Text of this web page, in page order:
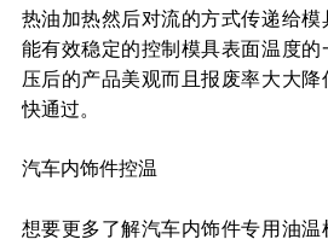
热油加热然后对流的方式传递给
能有效稳定的控制模具表面温度
压后的产品美观而且报废率大大
快通过。
汽车内饰件控温
想要更多了解汽车内饰件专用油